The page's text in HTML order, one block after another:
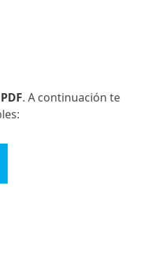
PDF. A continuación te